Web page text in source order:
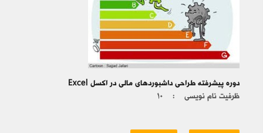
دوره پیشرفته طراحی داشبوردهای مالی در اکسل Excel
ظرفیت نام نویسی : ۱۰